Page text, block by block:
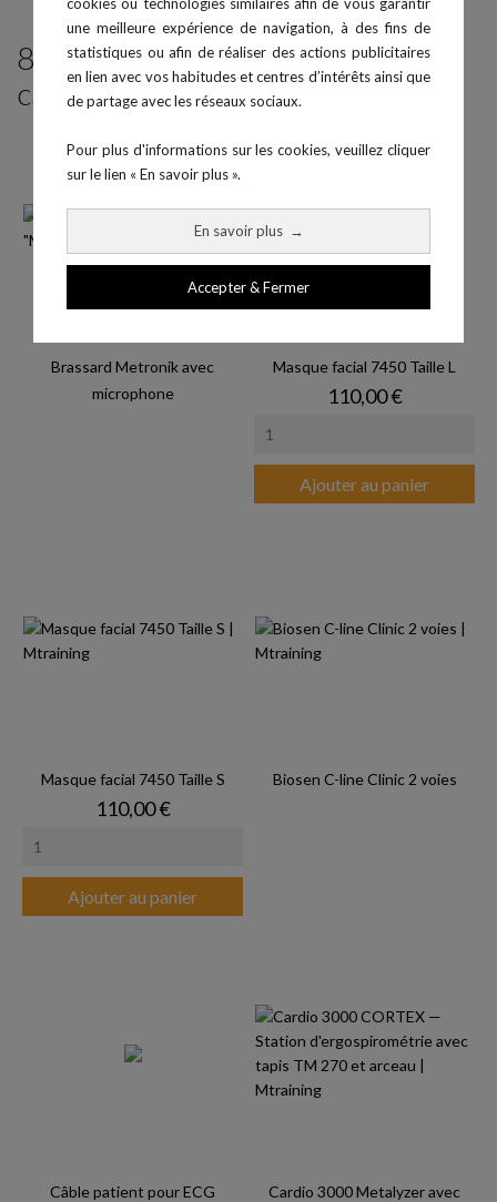
une meilleure expérience de navigation, à des fins de
statistiques ou afin de réaliser des actions publicitaires
en lien avec vos habitudes et centres d’intérêts ainsi que
de partage avec les réseaux sociaux.
Pour plus d'informations sur les cookies, veuillez cliquer
sur le lien « En savoir plus ».
En savoir plus →
Accepter & Fermer
8 produits parmi ceux de la même
catégorie :
Brassard Metronik avec
microphone
Masque facial 7450 Taille L
Prix
110,00 €
Ajouter au panier
Masque facial 7450 Taille S
Prix
110,00 €
Ajouter au panier
Biosen C-line Clinic 2 voies
Câble patient pour ECG
Cardio 3000 Metalyzer avec